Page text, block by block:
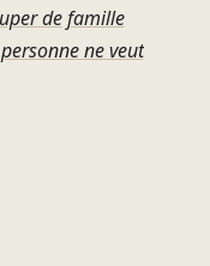
de famille
ne veut